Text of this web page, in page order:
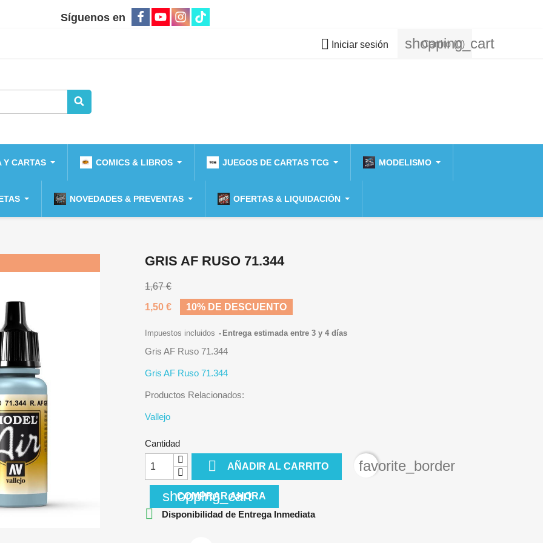
Síguenos en
 Iniciar sesión shopping_cart
Carrito (0)
Y CARTAS COMICS & LIBROS JUEGOS DE CARTAS TCG MODELISMO
NOVEDADES & PREVENTAS OFERTAS & LIQUIDACIÓN
GRIS AF RUSO 71.344
1,67 €
1,50 €
10% DE DESCUENTO
Impuestos incluidos Entrega estimada entre 3 y 4 días
Gris AF Ruso 71.344
Gris AF Ruso 71.344
Productos Relacionados:
Vallejo
Cantidad
 AÑADIR AL CARRITO
favorite_border
shopping_cart
COMPRAR AHORA
 Disponibilidad de Entrega Inmediata